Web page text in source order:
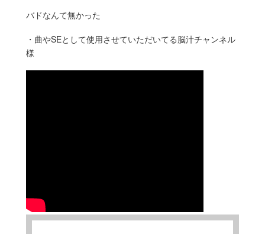
バドなんて無かった
・曲やSEとして使用させていただいてる脳汁チャンネル
様